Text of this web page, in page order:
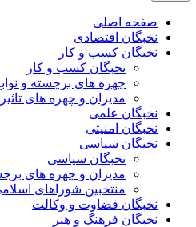
صفحه اصلی
نخبگان اقتصادی
نخبگان کسب و کار
نخبگان کسب و کار
چهره های برجسته و
مدیران و چهره های
نخبگان علمی
نخبگان امنیتی
نخبگان سیاسی
نخبگان سیاسی
مدیران و چهره های
منتخبین شوراهای
نخبگان قضاوت و وکالت
نخبگان فرهنگ و هنر